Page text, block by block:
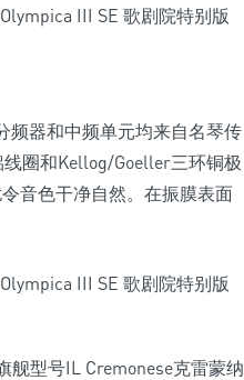
频器和中频单元均来自名琴传
圈和Kellog/Goeller三环铜极
音色干净自然。在振膜表面
舰型号IL Cremonese克雷蒙纳